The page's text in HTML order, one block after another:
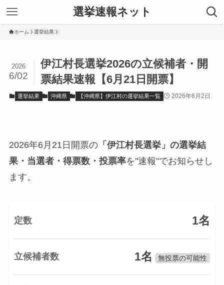
選挙速報ネット
ホーム 選挙結果
伊江村長選挙2026の立候補者・開
票結果速報【6月21日開票】
2026
6/02
選挙結果 沖縄県 【沖縄県】伊江村の選挙結果一覧 2026年6月2日
2026年6月21日開票の「伊江村長選挙」の選挙結
果・当選者・得票数・投票率を"速報"でお知らせし
ます。
定数 1名
立候補者数 1名 無投票の可能性